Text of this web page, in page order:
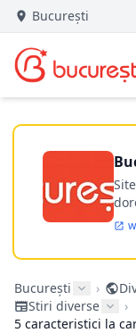
București
București ›
Stiri diverse
›